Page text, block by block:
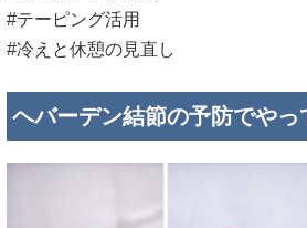
#テーピング活用
#冷えと休憩の見直し
ヘバーデン結節の予防でやっ